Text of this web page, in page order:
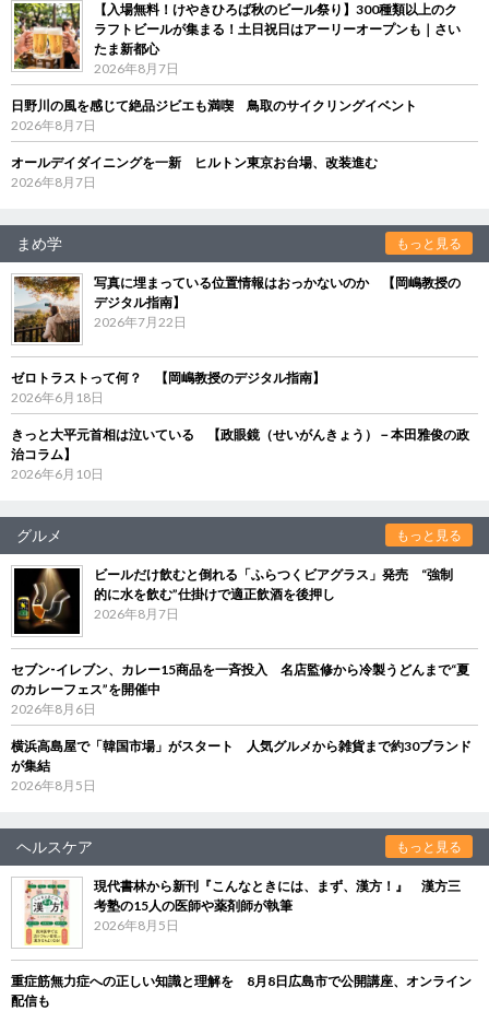
【入場無料！けやきひろば秋のビール祭り】300種類以上のク
ラフトビールが集まる！土日祝日はアーリーオープンも｜さい
たま新都心
2026年8月7日
日野川の風を感じて絶品ジビエも満喫 鳥取のサイクリングイベント
2026年8月7日
オールデイダイニングを一新 ヒルトン東京お台場、改装進む
2026年8月7日
まめ学 もっと見る
写真に埋まっている位置情報はおっかないのか 【岡嶋教授の
デジタル指南】
2026年7月22日
ゼロトラストって何？ 【岡嶋教授のデジタル指南】
2026年6月18日
きっと大平元首相は泣いている 【政眼鏡（せいがんきょう）－本田雅俊の政
治コラム】
2026年6月10日
グルメ もっと見る
ビールだけ飲むと倒れる「ふらつくビアグラス」発売 “強制
的に水を飲む”仕掛けで適正飲酒を後押し
2026年8月7日
セブン‐イレブン、カレー15商品を一斉投入 名店監修から冷製うどんまで“夏
のカレーフェス”を開催中
2026年8月6日
横浜高島屋で「韓国市場」がスタート 人気グルメから雑貨まで約30ブランド
が集結
2026年8月5日
ヘルスケア もっと見る
現代書林から新刊『こんなときには、まず、漢方！』 漢方三
考塾の15人の医師や薬剤師が執筆
2026年8月5日
重症筋無力症への正しい知識と理解を 8月8日広島市で公開講座、オンライン
配信も